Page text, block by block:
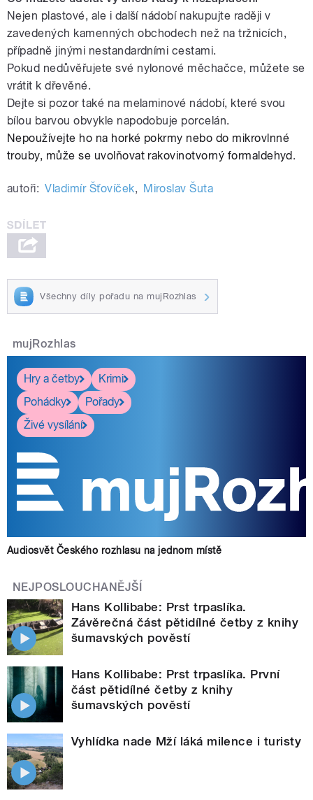
Nejen plastové, ale i další nádobí nakupujte raději v
zavedených kamenných obchodech než na tržnicích,
případně jinými nestandardními cestami.
Pokud nedůvěřujete své nylonové měchačce, můžete se
vrátit k dřevěné.
Dejte si pozor také na melaminové nádobí, které svou
bílou barvou obvykle napodobuje porcelán.
Nepoužívejte ho na horké pokrmy nebo do mikrovlnné
trouby, může se uvolňovat rakovinotvorný formaldehyd.
autoři: Vladimír Šťovíček, Miroslav Šuta
Všechny díly pořadu na mujRozhlas
mujRozhlas
Hry a četby
Krimi
Pohádky
Pořady
Živé vysílání
Audiosvět Českého rozhlasu na jednom místě
NEJPOSLOUCHANĚJŠÍ
Hans Kollibabe: Prst trpaslíka.
Závěrečná část pětidílné četby z knihy
šumavských pověstí
Hans Kollibabe: Prst trpaslíka. První
část pětidílné četby z knihy
šumavských pověstí
Vyhlídka nade Mží láká milence i turisty